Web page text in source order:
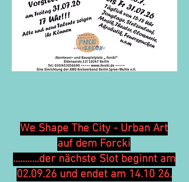
We Shape The City - Urban Art
auf dem Forcki
...........der nächste Slot beginnt am
02.09.26 und endet am 14.10 26.